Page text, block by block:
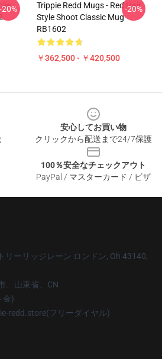
-20%
Trippie Redd Mugs - Red Hair
Style Shoot Classic Mug
RB1602
￥362,500 - ￥420,500
-20%
安心してお買い物
クリックから配送まで24/7保護
100％安全なチェックアウト
PayPal / マスターカード / ビザ
リーリッジレーン ロンドン, Oh 43140,
、山東省、CN
金)
redd.store(フリーダイヤル)